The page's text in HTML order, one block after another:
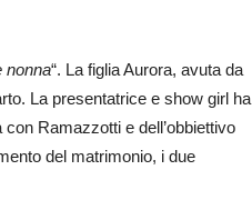
nonna“. La figlia Aurora, avuta da
La presentatrice e show girl ha
Ramazzotti e dell’obbiettivo
del matrimonio, i due